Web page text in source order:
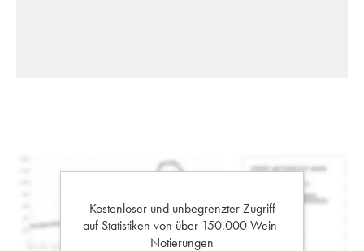
Kostenloser und unbegrenzter Zugriff
auf Statistiken von über 150.000 Wein-
Notierungen